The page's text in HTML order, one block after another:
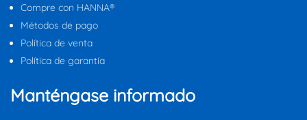
Compre con HANNA®
Métodos de pago
Política de venta
Política de garantía
Manténgase informado